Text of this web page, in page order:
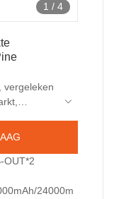
1 / 4
vergeleken
een
en
van de
een
OUT*2
24000m